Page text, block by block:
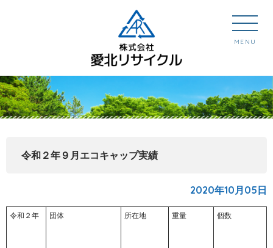
MENU
令和２年９月エコキャップ実績
2020年10月05日
令和２年 団体 所在地 重量 個数